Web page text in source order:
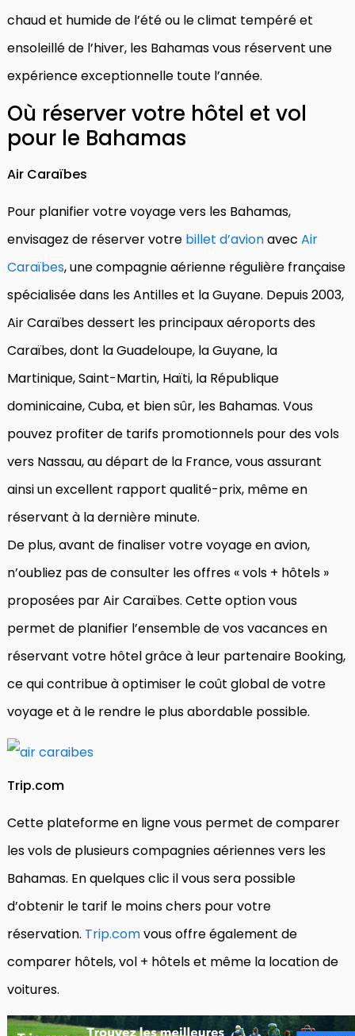
chaud et humide de l’été ou le climat tempéré et
ensoleillé de l’hiver, les Bahamas vous réservent une
expérience exceptionnelle toute l’année.
Où réserver votre hôtel et vol
pour le Bahamas
Air Caraïbes
Pour planifier votre voyage vers les Bahamas,
envisagez de réserver votre billet d’avionavec Air
Caraïbes, une compagnie aérienne régulière française
spécialisée dans les Antilles et la Guyane. Depuis 2003,
Air Caraïbes dessert les principaux aéroports des
Caraïbes, dont la Guadeloupe, la Guyane, la
Martinique, Saint-Martin, Haïti, la République
dominicaine, Cuba, et bien sûr, les Bahamas. Vous
pouvez profiter de tarifs promotionnels pour des vols
vers Nassau, au départ de la France, vous assurant
ainsi un excellent rapport qualité-prix, même en
réservant à la dernière minute.
De plus, avant de finaliser votre voyage en avion,
n’oubliez pas de consulter les offres « vols + hôtels »
proposées par Air Caraïbes. Cette option vous
permet de planifier l’ensemble de vos vacances en
réservant votre hôtel grâce à leur partenaire Booking,
ce qui contribue à optimiser le coût global de votre
voyage et à le rendre le plus abordable possible.
Trip.com
Cette plateforme en ligne vous permet de comparer
les vols de plusieurs compagnies aériennes vers les
Bahamas. En quelques clic il vous sera possible
d’obtenir le tarif le moins chers pour votre
réservation. Trip.comvous offre également de
comparer hôtels, vol + hôtels et même la location de
voitures.